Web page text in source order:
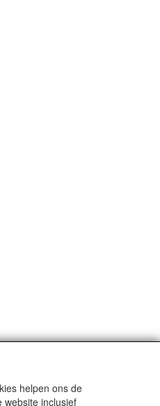
helpen ons de
website inclusief